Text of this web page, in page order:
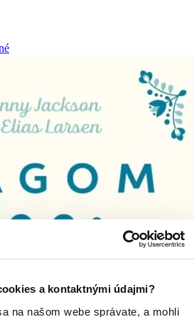
a kontaktnými údajmi?
na našom webe správate, a mohli